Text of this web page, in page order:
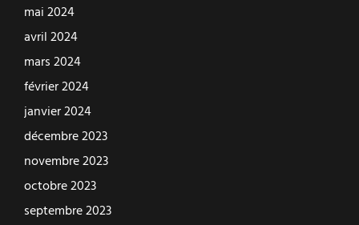
mai 2024
avril 2024
mars 2024
février 2024
janvier 2024
décembre 2023
novembre 2023
octobre 2023
septembre 2023